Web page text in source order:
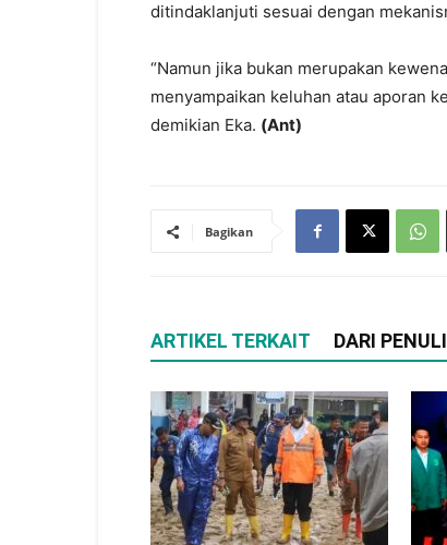
ditindaklanjuti sesuai dengan
“Namun jika bukan merupakan
menyampaikan keluhan atau aporan
demikian Eka. (Ant)
Bagikan
ARTIKEL TERKAIT DARI